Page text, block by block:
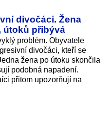
divočáci. Žena
útoků přibývá
problém. Obyvatele
divočáci, kteří se
žena po útoku skončila
podobná napadení.
přitom upozorňují na